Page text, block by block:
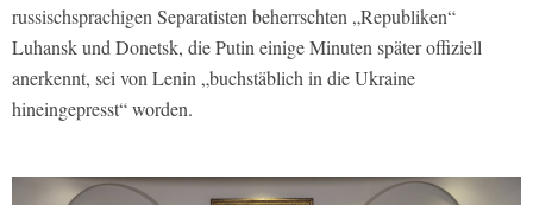
russischsprachigen Separatisten beherrschten „Republiken“
Luhansk und Donetsk, die Putin einige Minuten später offiziell
anerkennt, sei von Lenin „buchstäblich in die Ukraine
hineingepresst“ worden.